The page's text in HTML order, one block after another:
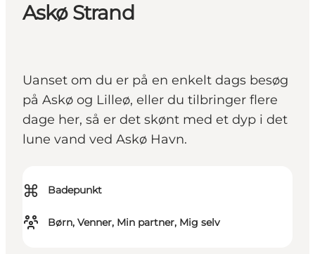
Askø Strand
Uanset om du er på en enkelt dags besøg
på Askø og Lilleø, eller du tilbringer flere
dage her, så er det skønt med et dyp i det
lune vand ved Askø Havn.
⌘ Badepunkt
Børn, Venner, Min partner, Mig selv